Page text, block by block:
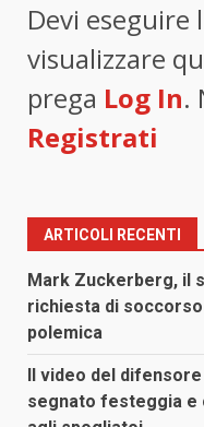
Devi eseguire
visualizzare
prega Log In.
Registrati
ARTICOLI RECENTI
Mark Zuckerberg, il
richiesta di soccorso
polemica
Il video del
segnato festeggia e